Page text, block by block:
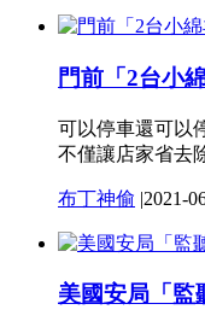
門前「2台小
可以停車還可以
不僅讓店家省去
布丁神偷 |2021-
美國安局「監